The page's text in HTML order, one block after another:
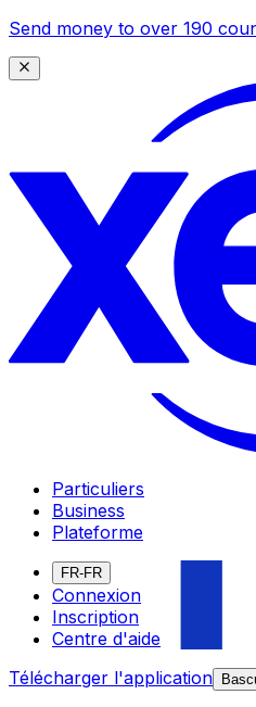
Send money to over 190
Particuliers
Business
Plateforme
FR-FR
Connexion
Inscription
Centre d'aide
Télécharger l'application